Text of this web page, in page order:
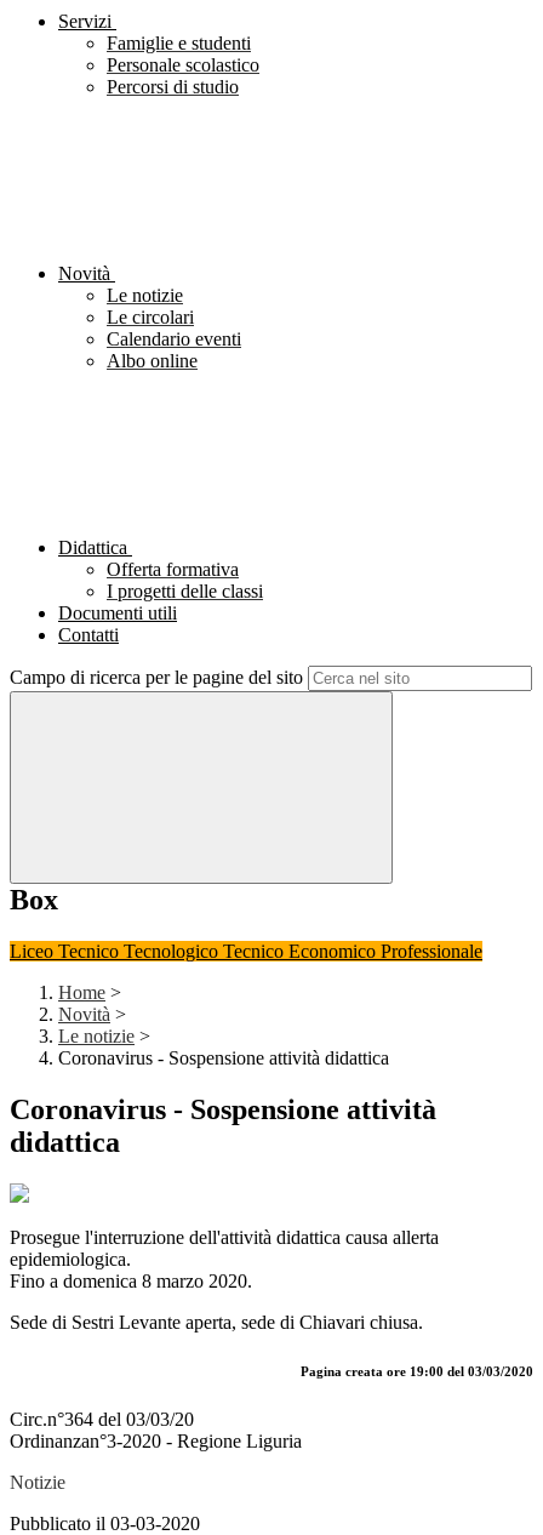
Servizi
Famiglie e studenti
Personale scolastico
Percorsi di studio
Novità
Le notizie
Le circolari
Calendario eventi
Albo online
Didattica
Offerta formativa
I progetti delle classi
Documenti utili
Contatti
Campo di ricerca per le pagine del sito
Box
Liceo Tecnico Tecnologico Tecnico Economico Professionale
Home >
Novità >
Le notizie >
Coronavirus - Sospensione attività didattica
Coronavirus - Sospensione attività
didattica
Prosegue l'interruzione dell'attività didattica causa allerta
epidemiologica.
Fino a domenica 8 marzo 2020.
Sede di Sestri Levante aperta, sede di Chiavari chiusa.
Pagina creata ore 19:00 del 03/03/2020
Circ.n°364 del 03/03/20
Ordinanzan°3-2020 - Regione Liguria
Notizie
Pubblicato il 03-03-2020